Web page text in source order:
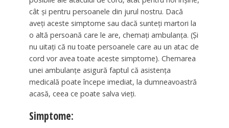
cât și pentru persoanele din jurul nostru. Dacă
aveți aceste simptome sau dacă sunteți martori la
o altă persoană care le are, chemați ambulanța. (Și
nu uitați că nu toate persoanele care au un atac de
cord vor avea toate aceste simptome). Chemarea
unei ambulanțe asigură faptul că asistența
medicală poate începe imediat, la dumneavoastră
acasă, ceea ce poate salva vieți.
Simptome: